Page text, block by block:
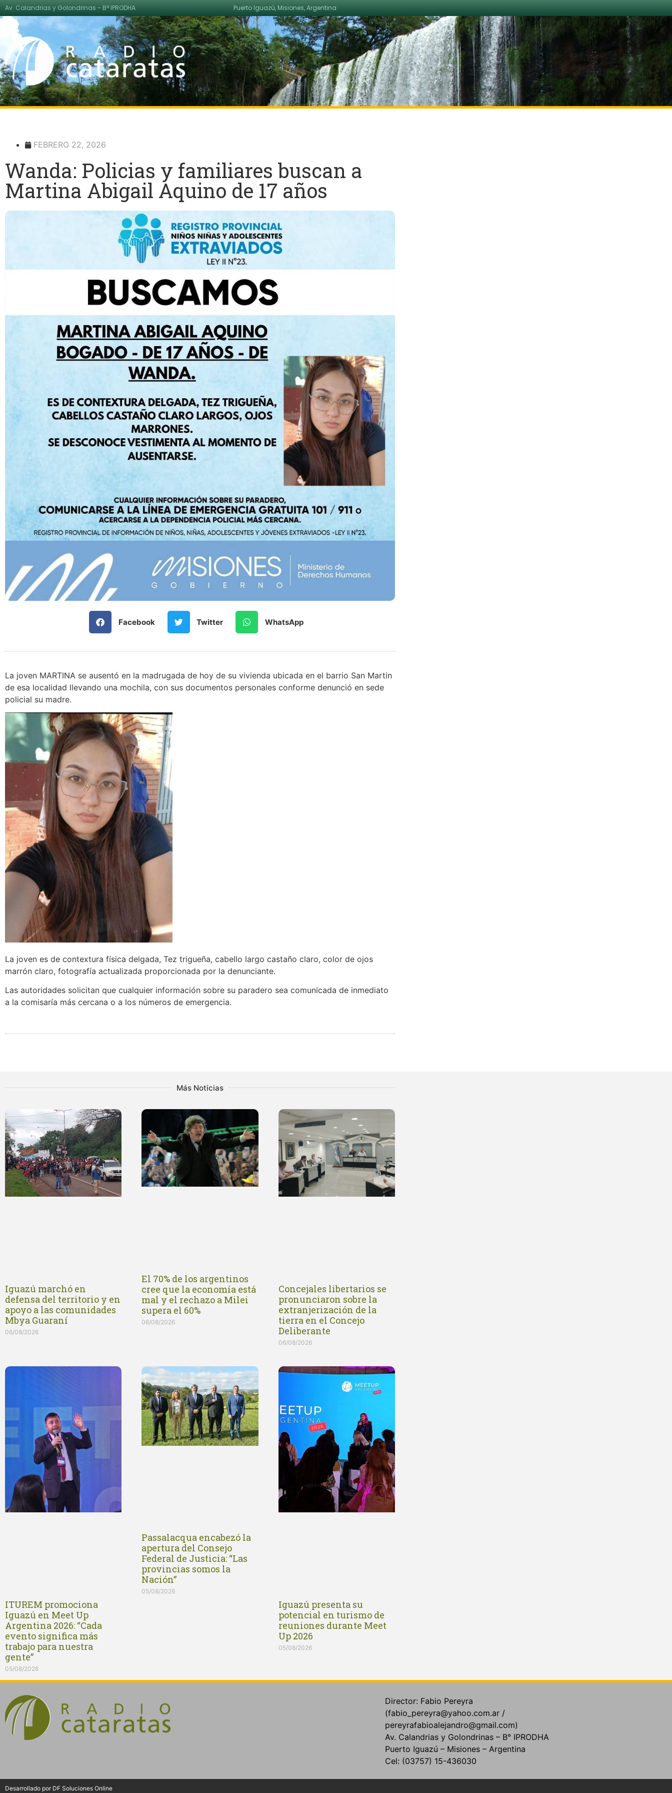
Av. Calandrias y Golondrinas - B° IPRODHA Puerto Iguazú, Misiones, Argentina
FEBRERO 22, 2026
Wanda: Policias y familiares buscan a
Martina Abigail Aquino de 17 años
Facebook Twitter WhatsApp
La joven MARTINA se ausentó en la madrugada de hoy de su vivienda ubicada en el barrio San Martin
de esa localidad llevando una mochila, con sus documentos personales conforme denunció en sede
policial su madre.
La joven es de contextura física delgada, Tez trigueña, cabello largo castaño claro, color de ojos
marrón claro, fotografía actualizada proporcionada por la denunciante.
Las autoridades solicitan que cualquier información sobre su paradero sea comunicada de inmediato
a la comisaría más cercana o a los números de emergencia.
Más Noticias
Iguazú marchó en
defensa del territorio y en
apoyo a las comunidades
Mbya Guaraní
06/08/2026
El 70% de los argentinos
cree que la economía está
mal y el rechazo a Milei
supera el 60%
06/08/2026
Concejales libertarios se
pronunciaron sobre la
extranjerización de la
tierra en el Concejo
Deliberante
06/08/2026
ITUREM promociona
Iguazú en Meet Up
Argentina 2026: “Cada
evento significa más
trabajo para nuestra
gente”
05/08/2026
Passalacqua encabezó la
apertura del Consejo
Federal de Justicia: “Las
provincias somos la
Nación”
05/08/2026
Iguazú presenta su
potencial en turismo de
reuniones durante Meet
Up 2026
05/08/2026
Director: Fabio Pereyra
(fabio_pereyra@yahoo.com.ar /
pereyrafabioalejandro@gmail.com)
Av. Calandrias y Golondrinas – B° IPRODHA
Puerto Iguazú – Misiones – Argentina
Cel: (03757) 15-436030
Desarrollado por DF Soluciones Online